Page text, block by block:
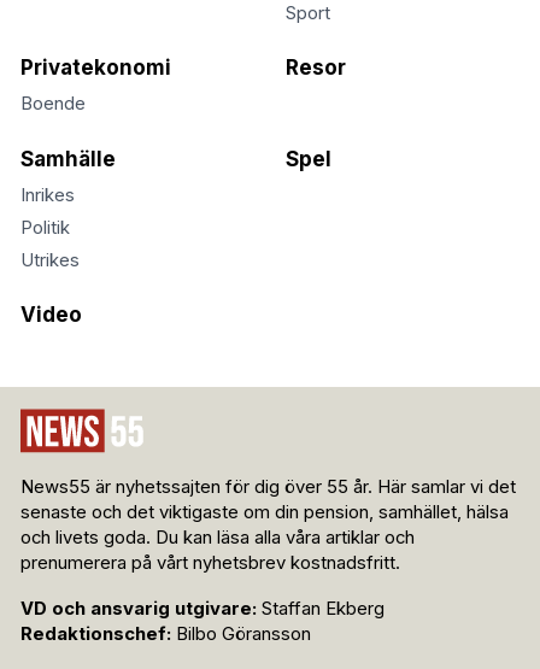
Sport
Privatekonomi
Boende
Resor
Samhälle
Inrikes
Politik
Utrikes
Spel
Video
News55 är nyhetssajten för dig över 55 år. Här samlar vi det
senaste och det viktigaste om din pension, samhället, hälsa
och livets goda. Du kan läsa alla våra artiklar och
prenumerera på vårt nyhetsbrev kostnadsfritt.
VD och ansvarig utgivare: Staffan Ekberg
Redaktionschef: Bilbo Göransson